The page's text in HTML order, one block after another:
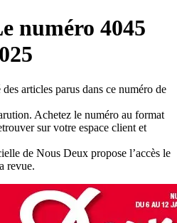
numéro 4045
articles parus dans ce numéro de
Achetez le numéro au format
sur votre espace client et
de Nous Deux propose l’accès le
revue.